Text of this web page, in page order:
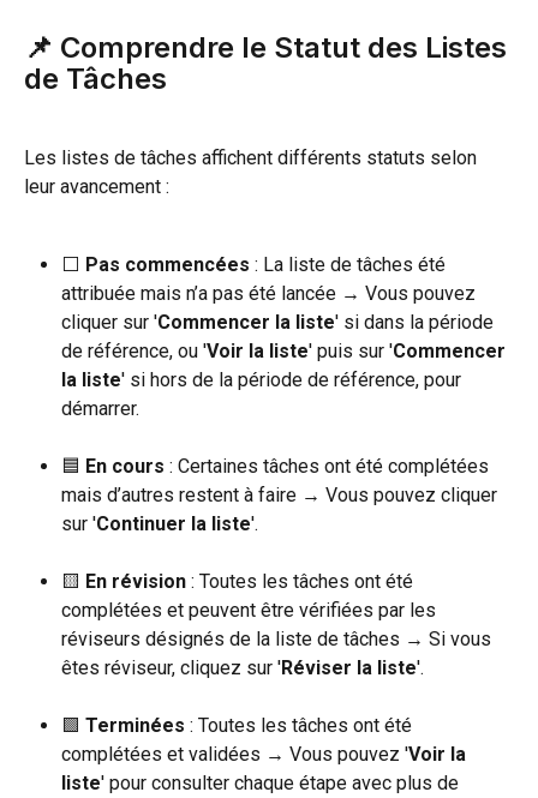
📌 Comprendre le Statut des Listes
de Tâches
Les listes de tâches affichent différents statuts selon
leur avancement :
⬜️ Pas commencées : La liste de tâches été
attribuée mais n’a pas été lancée → Vous pouvez
cliquer sur 'Commencer la liste' si dans la période
de référence, ou 'Voir la liste' puis sur 'Commencer
la liste' si hors de la période de référence, pour
démarrer.
🟦 En cours : Certaines tâches ont été complétées
mais d’autres restent à faire → Vous pouvez cliquer
sur 'Continuer la liste'.
🟨 En révision : Toutes les tâches ont été
complétées et peuvent être vérifiées par les
réviseurs désignés de la liste de tâches → Si vous
êtes réviseur, cliquez sur 'Réviser la liste'.
🟩 Terminées : Toutes les tâches ont été
complétées et validées → Vous pouvez 'Voir la
liste' pour consulter chaque étape avec plus de